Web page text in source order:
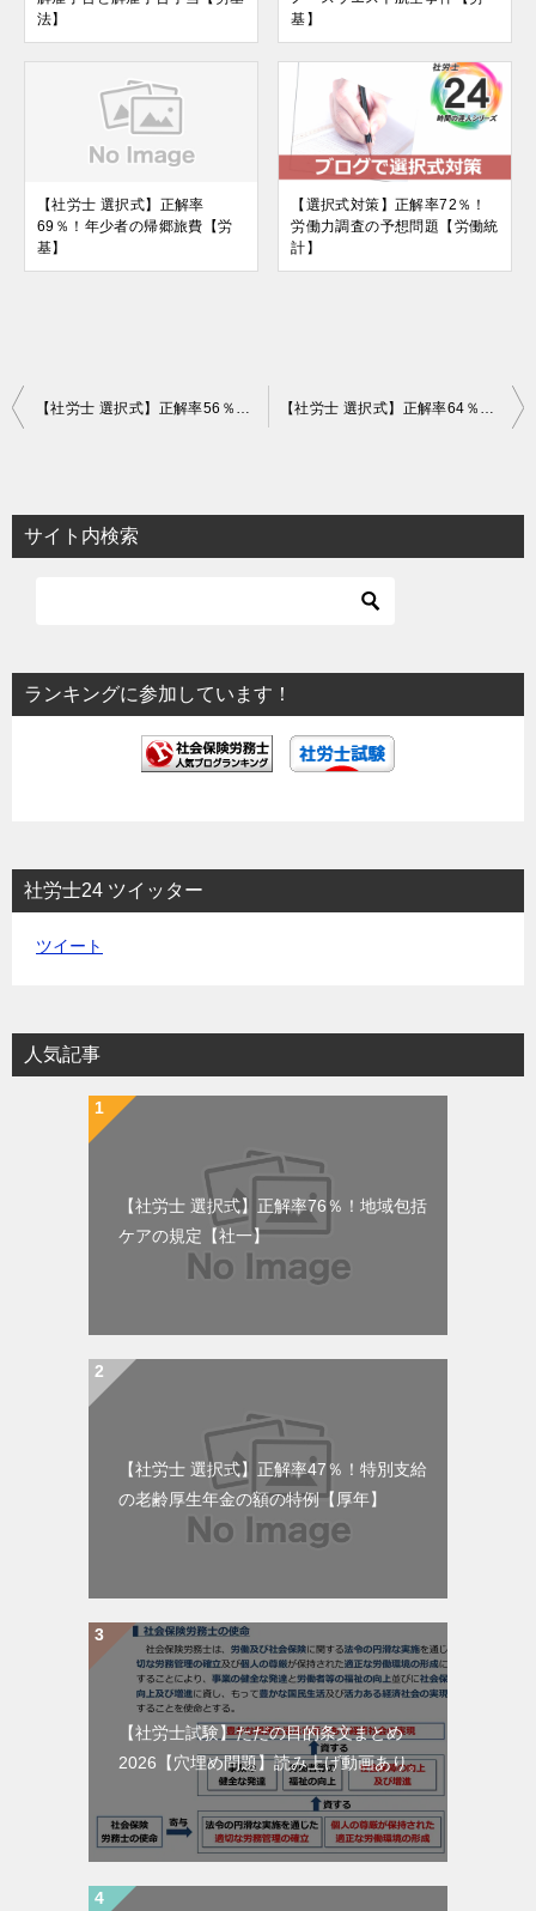
法】
基】
【社労士 選択式】正解率
69％！年少者の帰郷旅費【労
基】
【選択式対策】正解率72％！
労働力調査の予想問題【労働統
計】
投
ビ
ゲ
ョ
ン
【社労士 選択式】正解率56％！年次有給休暇の付与日数【労基】 【社労士 選択式】正解率64％！児童労働の禁止の例外【労基】
サイト内検索
ランキングに参加しています！
社労士24 ツイッター
ツイート
人気記事
【社労士 選択式】正解率76％！地域包括
ケアの規定【社一】
【社労士 選択式】正解率47％！特別支給
の老齢厚生年金の額の特例【厚年】
【社労士試験】ただの目的条文まとめ
2026【穴埋め問題】読み上げ動画あり。